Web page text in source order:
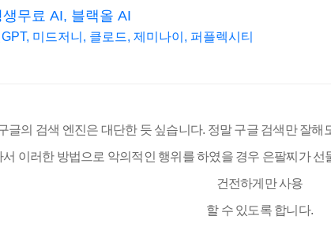
생무료 AI, 블랙올 AI
미드저니, 클로드, 제미나이, 퍼플렉시티
글의 검색 엔진은 대단한 듯 싶습니다. 정말 구글 검색만 잘해
서 이러한 방법으로 악의적인 행위를 하였을 경우 은팔찌가
건전하게만 사용
할 수 있도록 합니다.